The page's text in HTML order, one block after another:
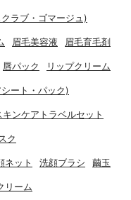
ラブ・ゴマージュ)
眉毛美容液 眉毛育毛剤
唇パック リップクリーム
ート・パック)
キンケアトラベルセット
ク
ネット 洗顔ブラシ 繭玉
リーム